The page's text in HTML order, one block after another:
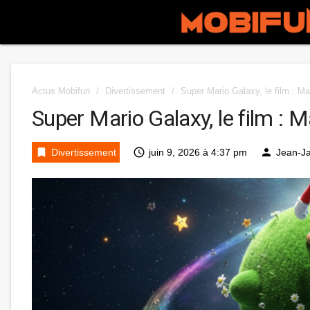
Actus Mobifun / Divertissement / Super Mario Galaxy, le film :
Super Mario Galaxy, le film :
bookmark Divertissement access_time juin 9, 2026 à 4:37 pm person Jean-